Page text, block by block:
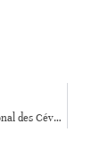
Un signataire de plus pour la charte de bonnes pratiques de récolte des bois du Parc national des Cévennes